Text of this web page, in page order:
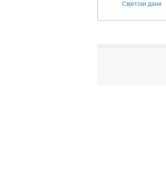
Свјетски дани